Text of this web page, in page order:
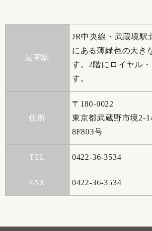
最寄駅
JR中央線・武蔵境駅
にある薄緑色の大き
す。2階にロイヤル
す。
住所
〒180-0022
東京都武蔵野市境2-
8F803号
TEL 0422-36-3534
FAX 0422-36-3534